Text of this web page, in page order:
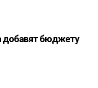
добавят бюджету